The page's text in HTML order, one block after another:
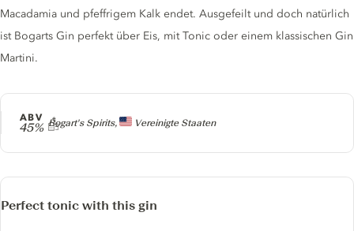
Producer
Bogart's Spirits, Vereinigte Staaten
ABV
45%
Macadamia und pfeffrigem Kalk endet. Ausgefeilt und doch natürlich
ist Bogarts Gin perfekt über Eis, mit Tonic oder einem klassischen Gin
Martini.
Perfect tonic with this gin